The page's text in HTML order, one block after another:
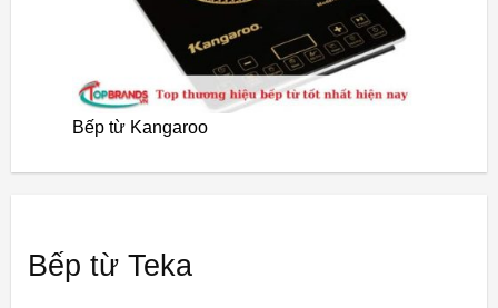
Bếp từ Kangaroo
Bếp từ Teka